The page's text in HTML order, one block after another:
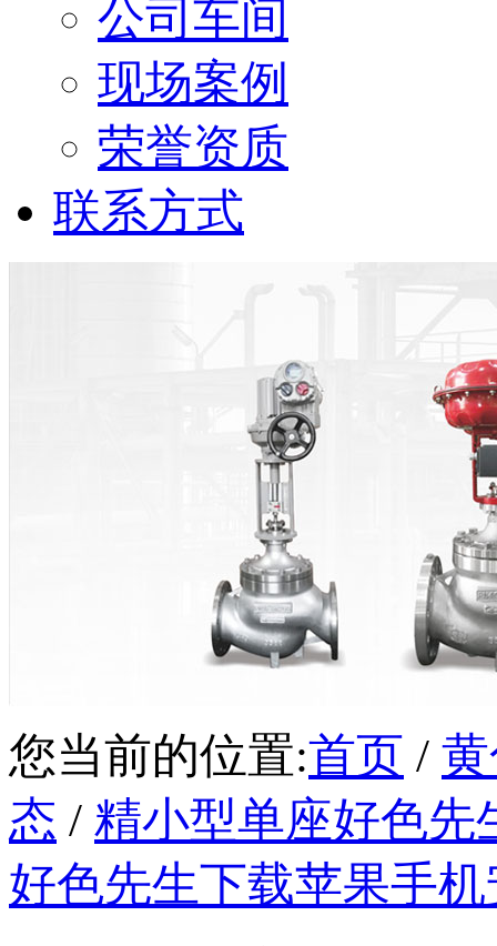
公司车间
现场案例
荣誉资质
联系方式
您当前的位置:首页 /
态 / 精小型单座好色先
好色先生下载苹果手